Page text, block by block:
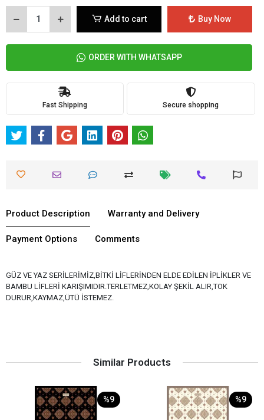
Add to cart Buy Now
ORDER WITH WHATSAPP
Fast Shipping Secure shopping
Product Description Warranty and Delivery
Payment Options Comments
GÜZ VE YAZ SERİLERİMİZ,BİTKİ LİFLERİNDEN ELDE EDİLEN İPLİKLER VE
BAMBU LİFLERİ KARIŞIMIDIR.TERLETMEZ,KOLAY ŞEKİL ALIR,TOK
DURUR,KAYMAZ,ÜTÜ İSTEMEZ.
Similar Products
%9 %9